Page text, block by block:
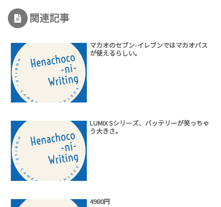
関連記事
マカオのセブン-イレブンではマカオパス
が使えるらしい。
LUMIX Sシリーズ、バッテリーが笑っちゃ
う大きさ。
4980円